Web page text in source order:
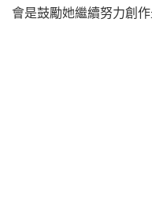
會是鼓勵她繼續努力創